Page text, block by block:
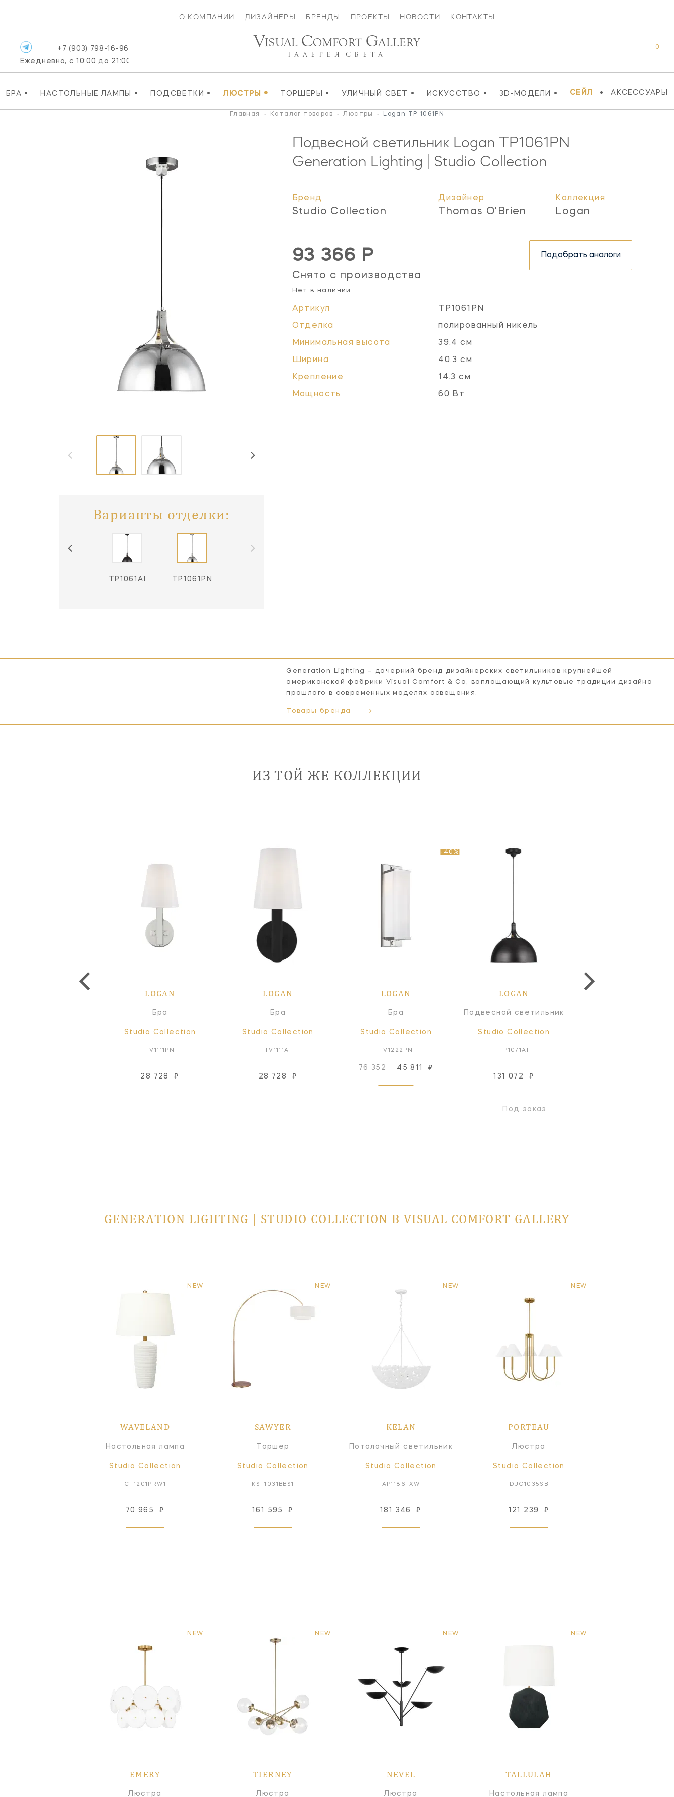
О КОМПАНИИ ДИЗАЙНЕРЫ БРЕНДЫ ПРОЕКТЫ НОВОСТИ КОНТАКТЫ
БРА • НАСТОЛЬНЫЕ ЛАМПЫ • ПОДСВЕТКИ • ЛЮСТРЫ • ТОРШЕРЫ • УЛИЧНЫЙ СВЕТ • ИСКУССТВО • 3D-МОДЕЛИ • СЕЙЛ • АКСЕССУАРЫ
+7 (903) 798-16-96
Ежедневно, с 10:00 до 21:00
0
VISUAL COMFORT GALLERY
ГАЛЕРЕЯ СВЕТА
Главная - Каталог товаров - Люстры - Logan TP 1061PN
Варианты отделки:
TP1061AI TP1061PN
Подвесной светильник Logan TP1061PN
Generation Lighting | Studio Collection
Бренд
Studio Collection
Дизайнер
Thomas O'Brien
Коллекция
Logan
93 366 Р
Снято с производства
Нет в наличии
Подобрать аналоги
Артикул TP1061PN
Отделка полированный никель
Минимальная высота 39.4 см
Ширина 40.3 см
Крепление 14.3 см
Мощность 60 Вт
Generation Lighting – дочерний бренд дизайнерских светильников крупнейшей
американской фабрики Visual Comfort & Co, воплощающий культовые традиции дизайна
прошлого в современных моделях освещения.
Товары бренда
ИЗ ТОЙ ЖЕ КОЛЛЕКЦИИ
LOGAN
Бра
Studio Collection
TV1111PN
28 728 ₽
LOGAN
Бра
Studio Collection
TV1111AI
28 728 ₽
-40%
LOGAN
Бра
Studio Collection
TV1222PN
76 352 45 811 ₽
LOGAN
Подвесной светильник
Studio Collection
TP1071AI
131 072 ₽
Под заказ
GENERATION LIGHTING | STUDIO COLLECTION В VISUAL COMFORT GALLERY
NEW
WAVELAND
Настольная лампа
Studio Collection
CT1201PRW1
70 965 ₽
NEW
SAWYER
Торшер
Studio Collection
KST1031BBS1
161 595 ₽
NEW
KELAN
Потолочный светильник
Studio Collection
AP1186TXW
181 346 ₽
NEW
PORTEAU
Люстра
Studio Collection
DJC1035SB
121 239 ₽
NEW
EMERY
Люстра
NEW
TIERNEY
Люстра
NEW
NEVEL
Люстра
NEW
TALLULAH
Настольная лампа